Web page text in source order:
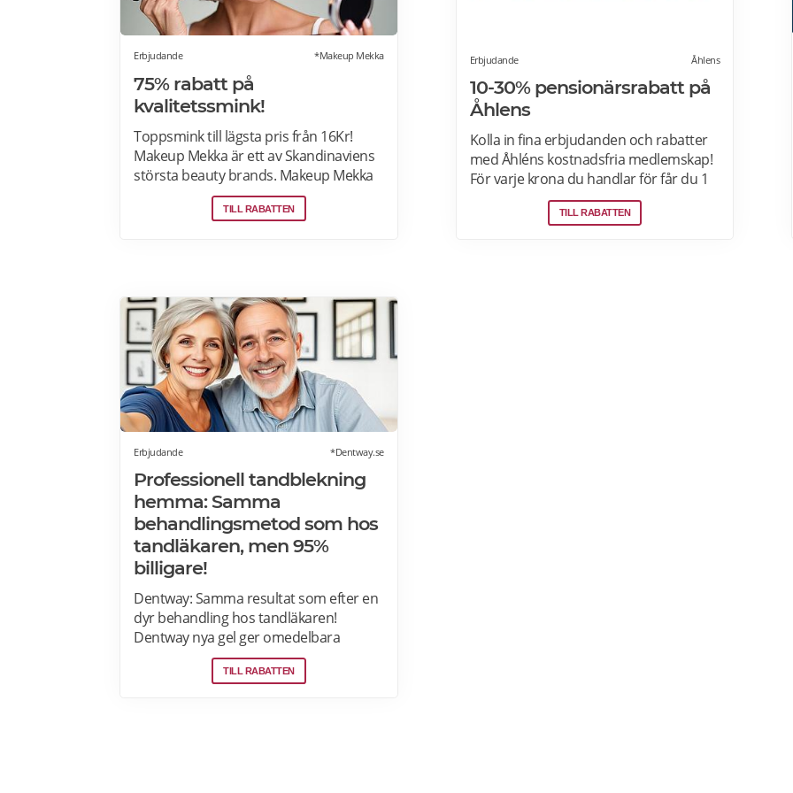
Erbjudande *Makeup Mekka
75% rabatt på
kvalitetssmink!
Toppsmink till lägsta pris från 16Kr!
Makeup Mekka är ett av Skandinaviens
största beauty brands. Makeup Mekka
produkter tillverkas i samma fabriker
som stora internationella beauty
TILL RABATTEN
Erbjudande Åhlens
10-30% pensionärsrabatt på
Åhlens
Kolla in fina erbjudanden och rabatter
med Åhléns kostnadsfria medlemskap!
För varje krona du handlar för får du 1
bonuspoäng. Och för varje 1250 poäng,
får du 25 kronor i bonus. 10-30%
TILL RABATTEN
Erbjudande *Dentway.se
Professionell tandblekning
hemma: Samma
behandlingsmetod som hos
tandläkaren, men 95%
billigare!
Dentway: Samma resultat som efter en
dyr behandling hos tandläkaren!
Dentway nya gel ger omedelbara
resultat redan efter 10 minuter och
verkar helt utan ilningar eller irritation i
TILL RABATTEN